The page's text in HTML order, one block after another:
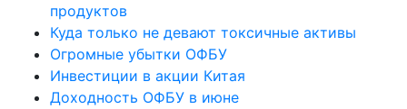
продуктов
Куда только не девают токсичные активы
Огромные убытки ОФБУ
Инвестиции в акции Китая
Доходность ОФБУ в июне